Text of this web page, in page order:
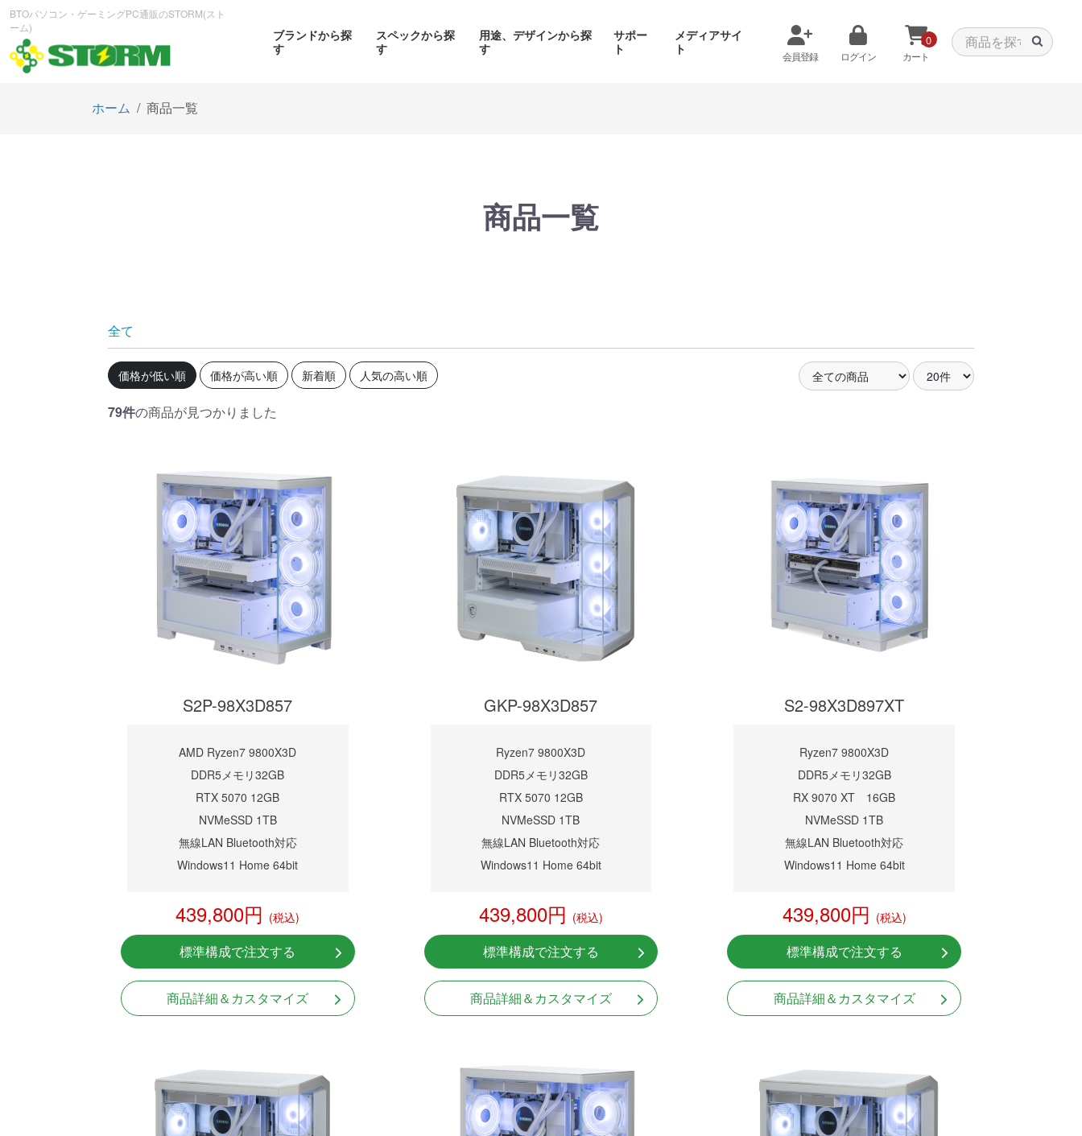
BTOパソコン・ゲーミングPC通販のSTORM(スト
ーム)
ブランドから探
す
スペックから探
す
用途、デザインから探
す
サポー
ト
メディアサイ
ト
会員登録 ログイン
0
カート
初心者の方、「どのPCを選
べばいいかわからない」そ
んな方にこそ選んでほし
い、エントリーモデルで
す。
360mm簡易水冷と曲面
OLEDを搭載したハイエン
ドモデル。美しさと冷却性
MSI共同開発のPROJECT
ZERO 背面コネクタマザー
ボードと2.8型液晶簡易水冷
優れたモデル
ホーム 商品一覧
商品一覧
全て
価格が低い順 価格が高い順 新着順 人気の高い順
79件の商品が見つかりました
S2P-98X3D857
AMD Ryzen7 9800X3D
DDR5メモリ32GB
RTX 5070 12GB
NVMeSSD 1TB
無線LAN Bluetooth対応
Windows11 Home 64bit
439,800円 (税込)
標準構成で注文する
商品詳細＆カスタマイズ
GKP-98X3D857
Ryzen7 9800X3D
DDR5メモリ32GB
RTX 5070 12GB
NVMeSSD 1TB
無線LAN Bluetooth対応
Windows11 Home 64bit
439,800円 (税込)
標準構成で注文する
商品詳細＆カスタマイズ
S2-98X3D897XT
Ryzen7 9800X3D
DDR5メモリ32GB
RX 9070 XT 16GB
NVMeSSD 1TB
無線LAN Bluetooth対応
Windows11 Home 64bit
439,800円 (税込)
標準構成で注文する
商品詳細＆カスタマイズ